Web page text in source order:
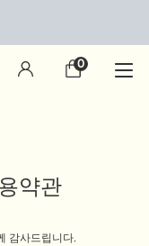
장
0
0 제품
약관
감사드립니다.